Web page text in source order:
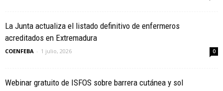
La Junta actualiza el listado definitivo de enfermeros
acreditados en Extremadura
COENFEBA - 1 julio, 2026 0
Webinar gratuito de ISFOS sobre barrera cutánea y sol